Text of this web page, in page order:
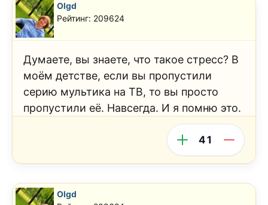
Olgd
Рейтинг: 209624
Думаете, вы знаете, что такое стресс? В
моём детстве, если вы пропустили
серию мультика на ТВ, то вы просто
пропустили её. Навсегда. И я помню это.
41
Olgd